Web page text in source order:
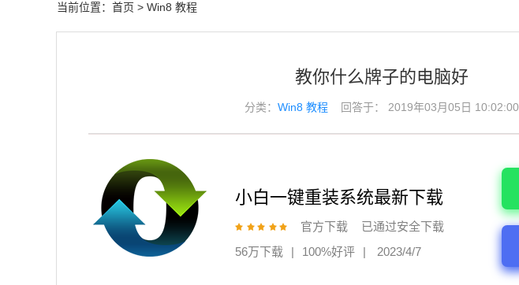
当前位置： 首页 > Win8 教程
教你什么牌子的电脑好
分类：Win8 教程 回答于： 2019年03月05日 10:02:00
小白一键重装系统最新下载
官方下载
已通过安全下载
56万下载
| 100%好评 | 2023/4/7